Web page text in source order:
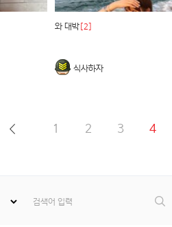
와 대박 [2]
식사하자
1 2 3 4